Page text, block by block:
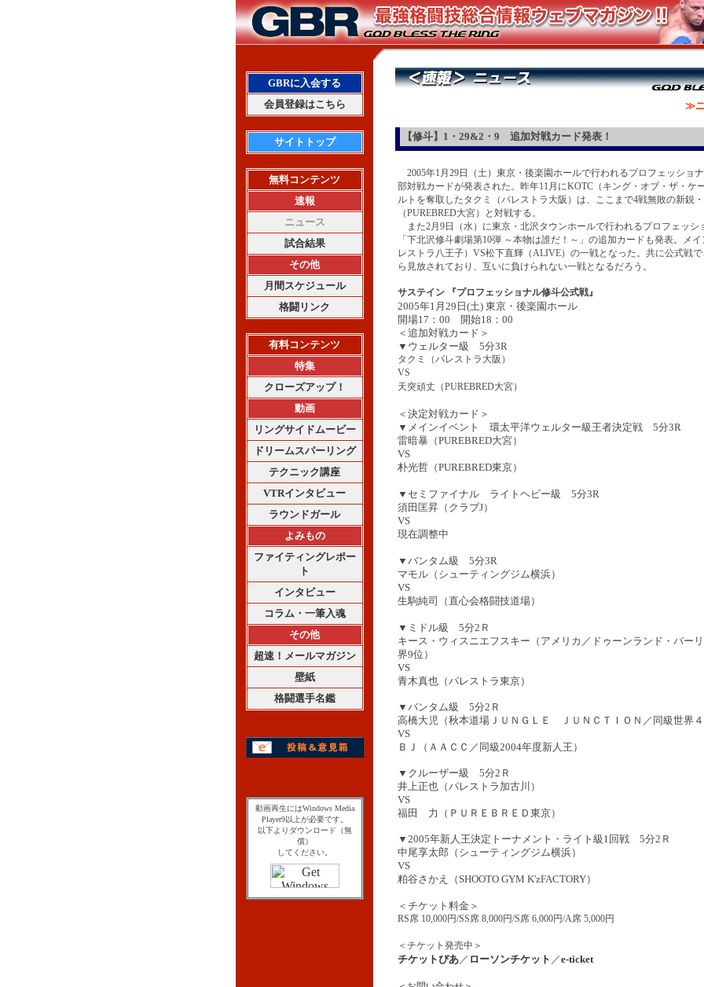
GBRに入会する
会員登録はこちら
サイトトップ
無料コンテンツ
速報
ニュース
試合結果
その他
月間スケジュール
格闘リンク
有料コンテンツ
特集
クローズアップ！
動画
リングサイドムービー
ドリームスパーリング
テクニック講座
VTRインタビュー
ラウンドガール
よみもの
ファイティングレポー
ト
インタビュー
コラム・一筆入魂
その他
超速！メールマガジン
壁紙
格闘選手名鑑
動画再生にはWindows Media
Player9以上が必要です。
以下よりダウンロード（無
償）
してください。
≫ニ
【修斗】1・29&2・9 追加対戦カード発表！
2005年1月29日（土）東京・後楽園ホールで行われるプロフェッショ
部対戦カードが発表された。昨年11月にKOTC（キング・オブ・ザ・ケ
ルトを奪取したタクミ（パレストラ大阪）は、ここまで4戦無敗の新鋭
（PUREBRED大宮）と対戦する。
また2月9日（水）に東京・北沢タウンホールで行われるプロフェッシ
「下北沢修斗劇場第10弾 ～本物は誰だ！～」の追加カードも発表。メ
レストラ八王子）VS松下直輝（ALIVE）の一戦となった。共に公式戦
ら見放されており、互いに負けられない一戦となるだろう。
サステイン 『プロフェッショナル修斗公式戦』
2005年1月29日(土) 東京・後楽園ホール
開場17：00 開始18：00
＜追加対戦カード＞
▼ウェルター級 5分3R
タクミ（パレストラ大阪）
VS
天突頑丈（PUREBRED大宮）
＜決定対戦カード＞
▼メインイベント 環太平洋ウェルター級王者決定戦 5分3R
雷暗暴（PUREBRED大宮）
VS
朴光哲（PUREBRED東京）
▼セミファイナル ライトヘビー級 5分3R
須田匡昇（クラブJ）
VS
現在調整中
▼バンタム級 5分3R
マモル（シューティングジム横浜）
VS
生駒純司（直心会格闘技道場）
▼ミドル級 5分2Ｒ
キース・ウィスニエフスキー（アメリカ／ドゥーンランド・バー
界9位）
VS
青木真也（パレストラ東京）
▼バンタム級 5分2Ｒ
高橋大児（秋本道場ＪＵＮＧＬＥ ＪＵＮＣＴＩＯＮ／同級世界
VS
ＢＪ（ＡＡＣＣ／同級2004年度新人王）
▼クルーザー級 5分2Ｒ
井上正也（パレストラ加古川）
VS
福田 力（ＰＵＲＥＢＲＥＤ東京）
▼2005年新人王決定トーナメント・ライト級1回戦 5分2Ｒ
中尾享太郎（シューティングジム横浜）
VS
粕谷さかえ（SHOOTO GYM K'zFACTORY）
＜チケット料金＞
RS席 10,000円/SS席 8,000円/S席 6,000円/A席 5,000円
＜チケット発売中＞
チケットぴあ／ ローソンチケット ／e-ticket